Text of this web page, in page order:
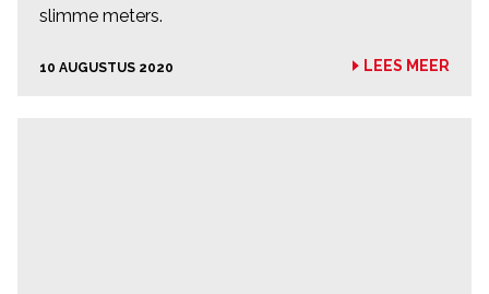
slimme meters.
10 AUGUSTUS 2020 LEES MEER